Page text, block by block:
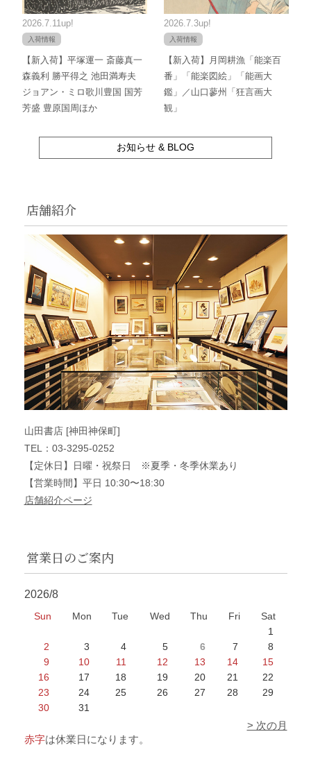
2026.7.11up!
入荷情報
【新入荷】平塚運一 斎藤真一
森義利 勝平得之 池田満寿夫
ジョアン・ミロ歌川豊国 国芳
芳盛 豊原国周ほか
2026.7.3up!
入荷情報
【新入荷】月岡耕漁「能楽百
番」「能楽図絵」「能画大
鑑」／山口蓼州「狂言画大
観」
お知らせ & BLOG
店舗紹介
山田書店 [神田神保町]
TEL：03-3295-0252
【定休日】日曜・祝祭日 ※夏季・冬季休業あり
【営業時間】平日 10:30〜18:30
店舗紹介ページ
営業日のご案内
2026/8
Sun Mon Tue Wed Thu Fri
Sat
1
2
3 4 5 6 7
8
9
10 11 12 13 14
15
16
17 18 19 20 21
22
23
24 25 26 27 28
29
30
31
> 次の月
赤字は休業日になります。